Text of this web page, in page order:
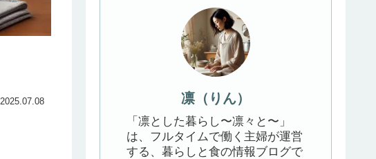
2025.07.08 凛（りん）
「凛とした暮らし〜凛々と〜」
は、フルタイムで働く主婦が運営
する、暮らしと食の情報ブログで